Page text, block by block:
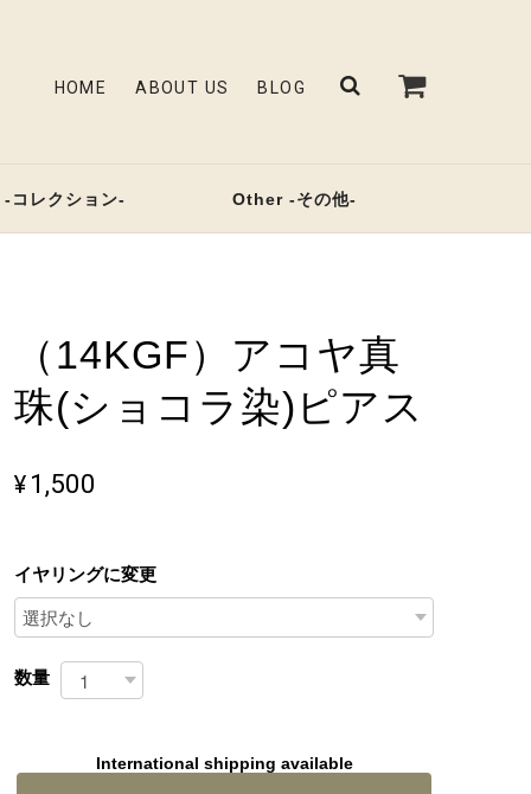
HOME ABOUT US BLOG
レクション- Other -その他-
（14KGF）アコヤ真
珠(ショコラ染)ピアス
¥1,500
イヤリングに変更
数量
International shipping available